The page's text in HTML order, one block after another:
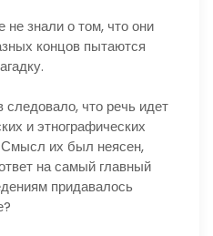
не знали о том, что они
концов пытаются
что речь идет
и этнографических
Смысл их был неясен,
на самый главный
придавалось